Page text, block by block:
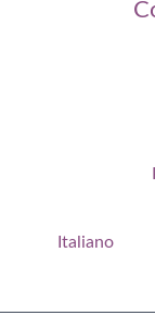
Italiano